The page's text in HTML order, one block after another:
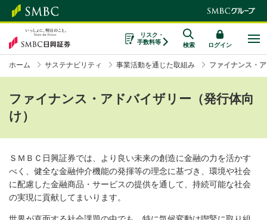
リスク・
手数料等
検索 ログイン
ホーム サステナビリティ 事業活動を通じた取組み ファイナンス・
ファイナンス・アドバイザリー（発行体向
け）
ＳＭＢＣ日興証券では、より良い未来の創造に金融の力を活かす
べく、健全な金融仲介機能の発揮等の理念に基づき、環境や社会
に配慮した金融商品・サービスの提供を通して、持続可能な社会
の実現に貢献してまいります。